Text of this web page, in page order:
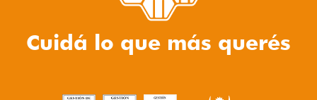
Cuidá lo que más querés